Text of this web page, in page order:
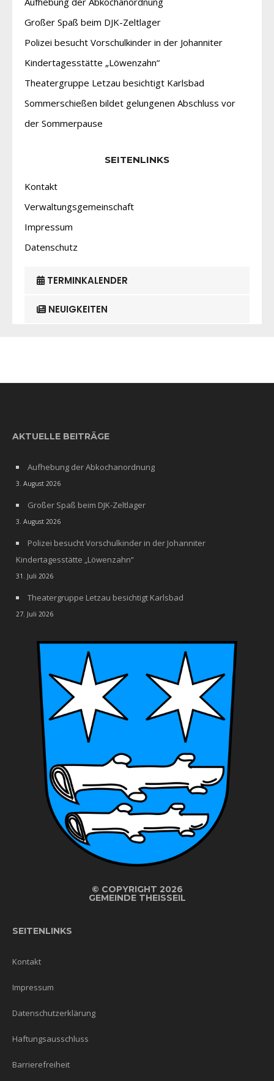
Großer Spaß beim DJK-Zeltlager
Polizei besucht Vorschulkinder in der Johanniter
Kindertagesstätte „Löwenzahn“
Theatergruppe Letzau besichtigt Karlsbad
Sommerschießen bildet gelungenen Abschluss vor
der Sommerpause
SEITENLINKS
Kontakt
Verwaltungsgemeinschaft
Impressum
Datenschutz
TERMINKALENDER
NEUIGKEITEN
AKTUELLE BEITRÄGE
Aufhebung der Abkochanordnung
3. August 2026
Großer Spaß beim DJK-Zeltlager
3. August 2026
Polizei besucht Vorschulkinder in der Johanniter
Kindertagesstätte „Löwenzahn“
31. Juli 2026
Theatergruppe Letzau besichtigt Karlsbad
27. Juli 2026
© COPYRIGHT 2026
GEMEINDE THEISSEIL
SEITENLINKS
Kontakt
Impressum
Datenschutzerklärung
Haftungsausschluss
Barrierefreiheit